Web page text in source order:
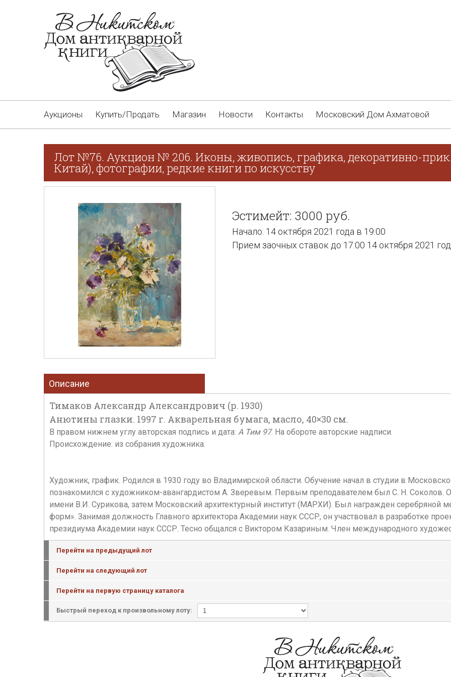
Аукционы Купить/Продать Магазин Новости Контакты Московский Дом Ахматовой
Лот №76. Аукцион № 206. Иконы, живопись, графика, декоративно-
Китай), фотографии, редкие книги по искусству
Эстимейт: 3000 руб.
Начало: 14 октября 2021 года в 19:00
Прием заочных ставок до 17:00 14 октября 2021
Описание
Тимаков Александр Александрович (р. 1930)
Анютины глазки. 1997 г. Акварельная бумага, масло, 40×30 см.
В правом нижнем углу авторская подпись и дата: А Тим 97. На обороте авторские надписи.
Происхождение: из собрания художника.
Художник, график. Родился в 1930 году во Владимирской области. Обучение начал в студии в
познакомился с художником-авангардистом А. Зверевым. Первым преподавателем был С. Н. Соколов.
имени В.И. Сурикова, затем Московский архитектурный институт (МАРХИ). Был награжден серебряной
форм». Занимая должность Главного архитектора Академии наук СССР, он участвовал в разработке
президиума Академии наук СССР. Тесно общался с Виктором Казариным. Член международного
Перейти на предыдущий лот
Перейти на следующий лот
Перейти на первую страницу каталога
Быстрый переход к произвольному лоту: